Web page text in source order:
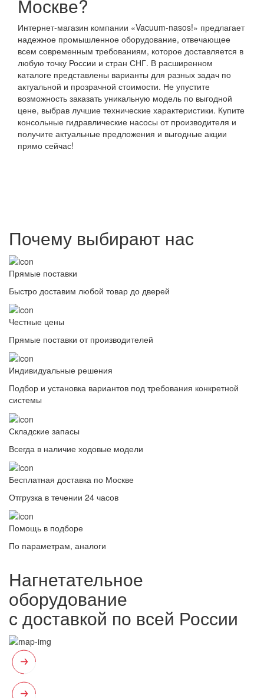
Москве?
Интернет-магазин компании «Vacuum-nasos!» предлагает
надежное промышленное оборудование, отвечающее
всем современным требованиям, которое доставляется в
любую точку России и стран СНГ. В расширенном
каталоге представлены варианты для разных задач по
актуальной и прозрачной стоимости. Не упустите
возможность заказать уникальную модель по выгодной
цене, выбрав лучшие технические характеристики. Купите
консольные гидравлические насосы от производителя и
получите актуальные предложения и выгодные акции
прямо сейчас!
Почему выбирают нас
Прямые поставки
Быстро доставим любой товар до дверей
Честные цены
Прямые поставки от производителей
Индивидуальные решения
Подбор и установка вариантов под требования конкретной
системы
Складские запасы
Всегда в наличие ходовые модели
Бесплатная доставка по Москве
Отгрузка в течении 24 часов
Помощь в подборе
По параметрам, аналоги
Нагнетательное
оборудование
с доставкой по всей России